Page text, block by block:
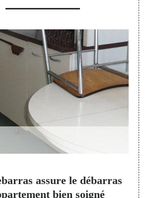
assure le débarras
bien soigné
Le